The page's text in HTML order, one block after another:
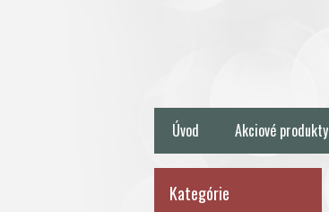
Úvod Akciové produkty
Kategórie